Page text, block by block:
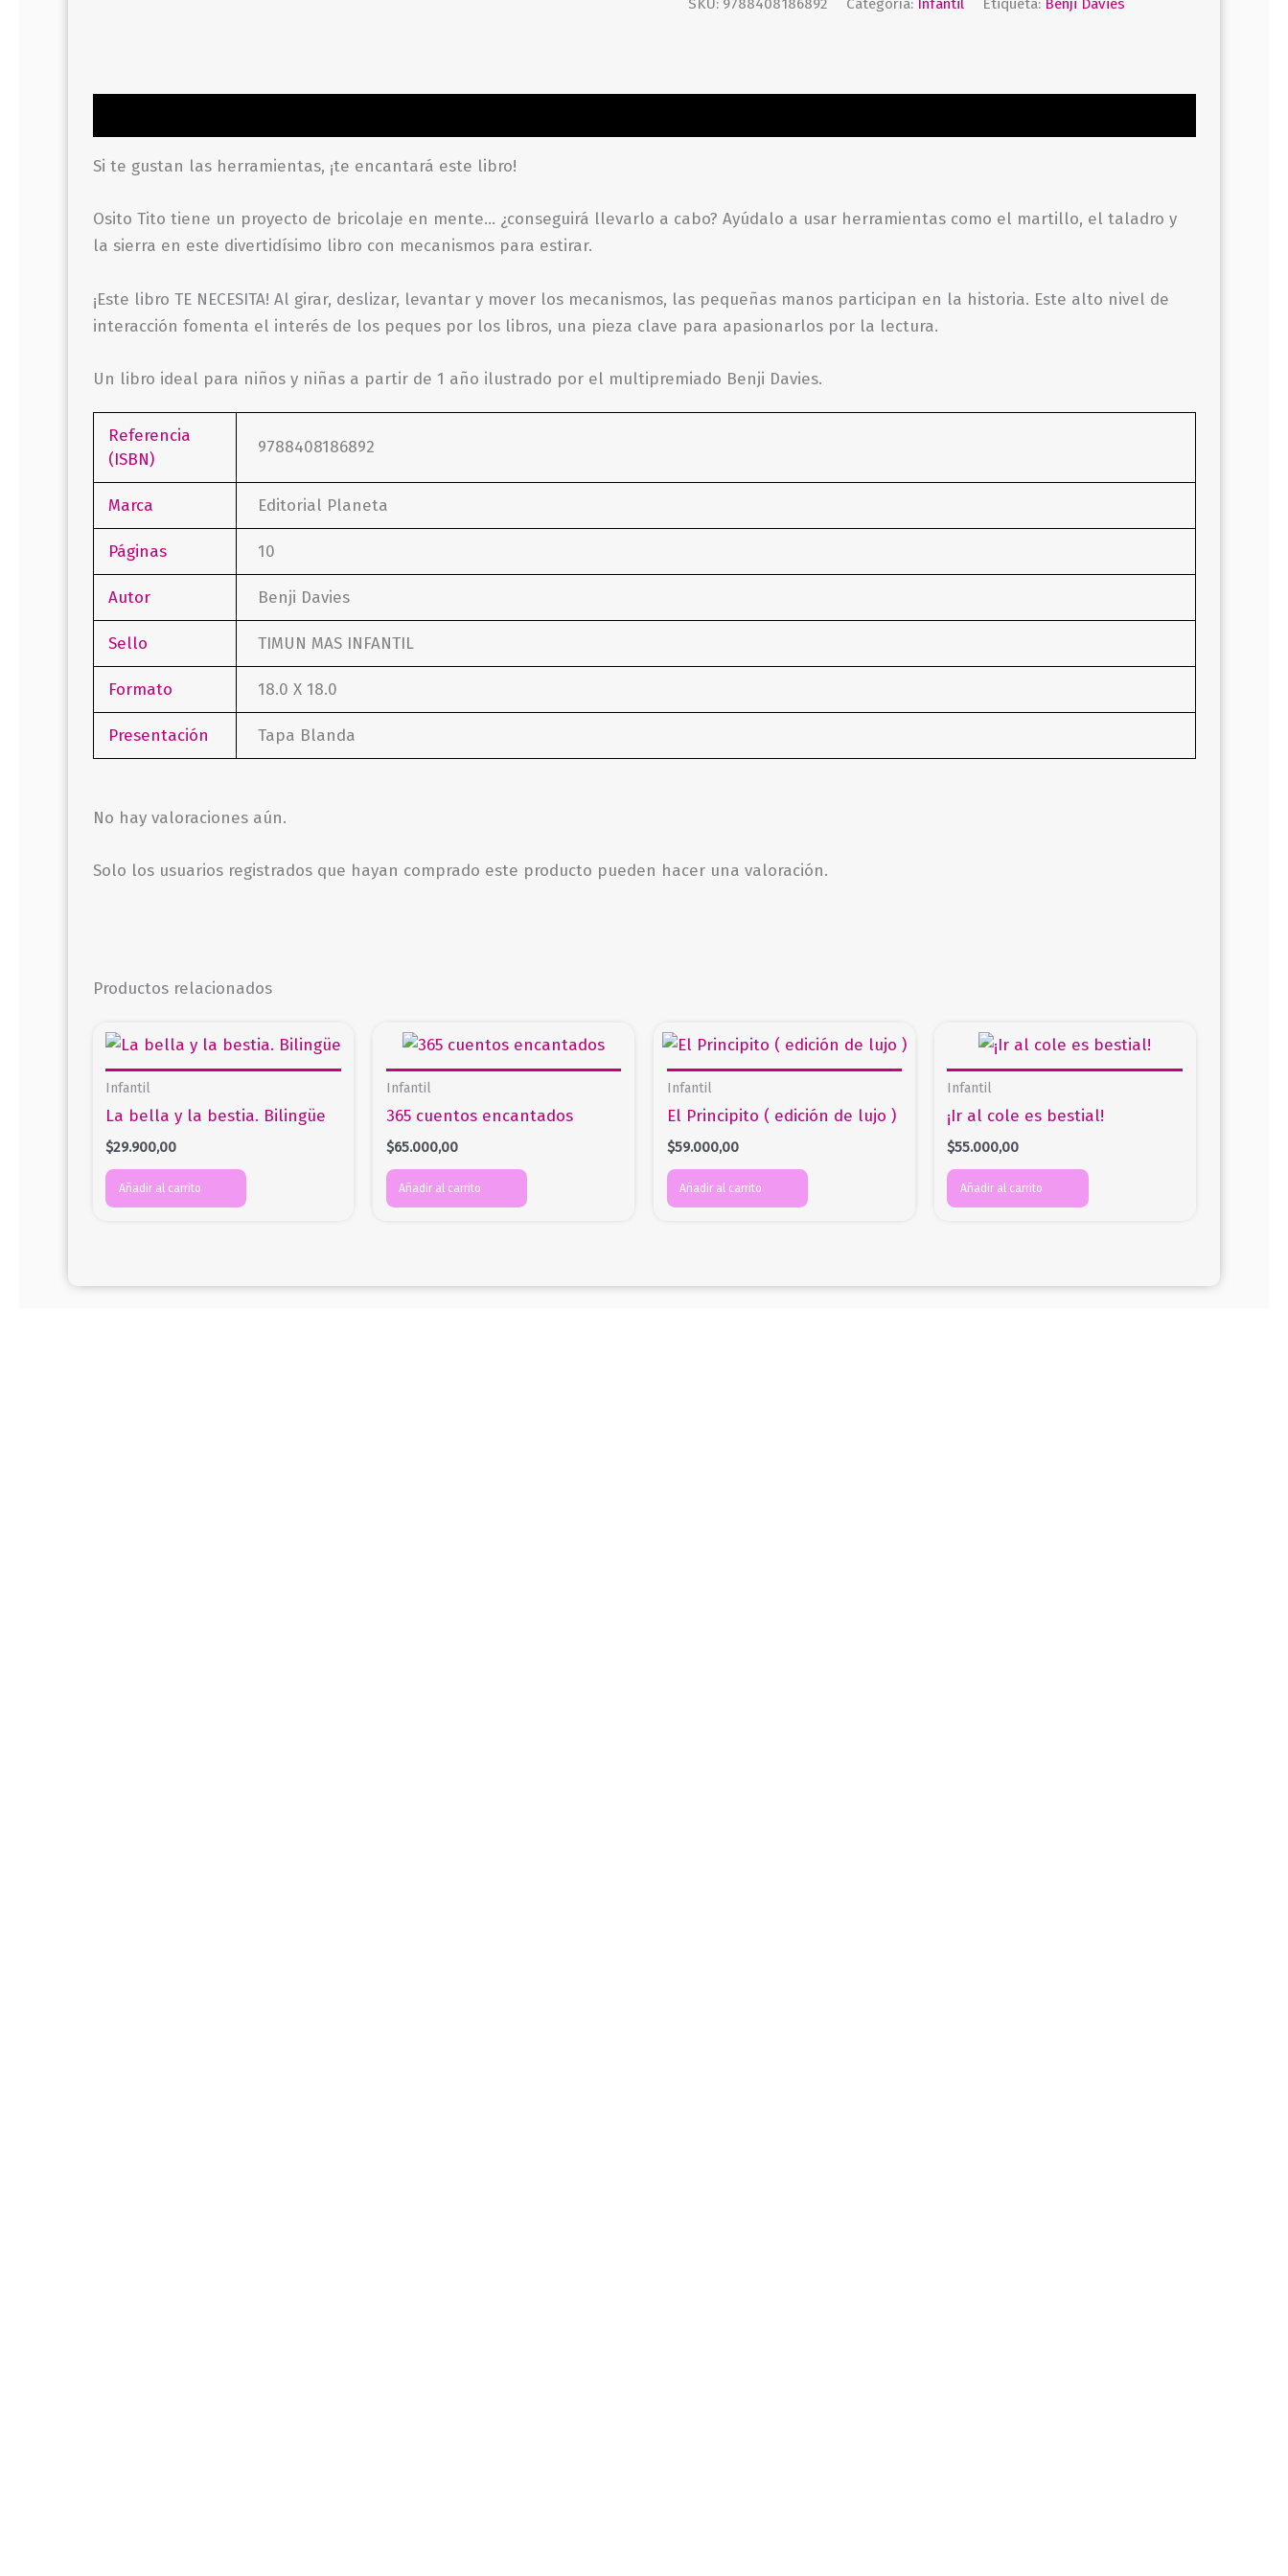
SKU: 9788408186892 Categoría: Infantil Etiqueta: Benji Davies
Si te gustan las herramientas, ¡te encantará este libro!
Osito Tito tiene un proyecto de bricolaje en mente… ¿conseguirá llevarlo a cabo? Ayúdalo a usar herramientas como el martillo, el taladro y
la sierra en este divertidísimo libro con mecanismos para estirar.
¡Este libro TE NECESITA! Al girar, deslizar, levantar y mover los mecanismos, las pequeñas manos participan en la historia. Este alto nivel de
interacción fomenta el interés de los peques por los libros, una pieza clave para apasionarlos por la lectura.
Un libro ideal para niños y niñas a partir de 1 año ilustrado por el multipremiado Benji Davies.
Referencia
(ISBN)
9788408186892
Marca Editorial Planeta
Páginas 10
Autor Benji Davies
Sello TIMUN MAS INFANTIL
Formato 18.0 X 18.0
Presentación Tapa Blanda
No hay valoraciones aún.
Solo los usuarios registrados que hayan comprado este producto pueden hacer una valoración.
Productos relacionados
Infantil
La bella y la bestia. Bilingüe
$29.900,00
Añadir al carrito
Infantil
365 cuentos encantados
$65.000,00
Añadir al carrito
Infantil
El Principito ( edición de lujo )
$59.000,00
Añadir al carrito
Infantil
¡Ir al cole es bestial!
$55.000,00
Añadir al carrito